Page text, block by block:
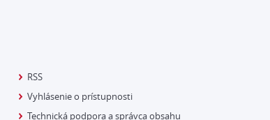
RSS
Vyhlásenie o prístupnosti
Technická podpora a správca obsahu